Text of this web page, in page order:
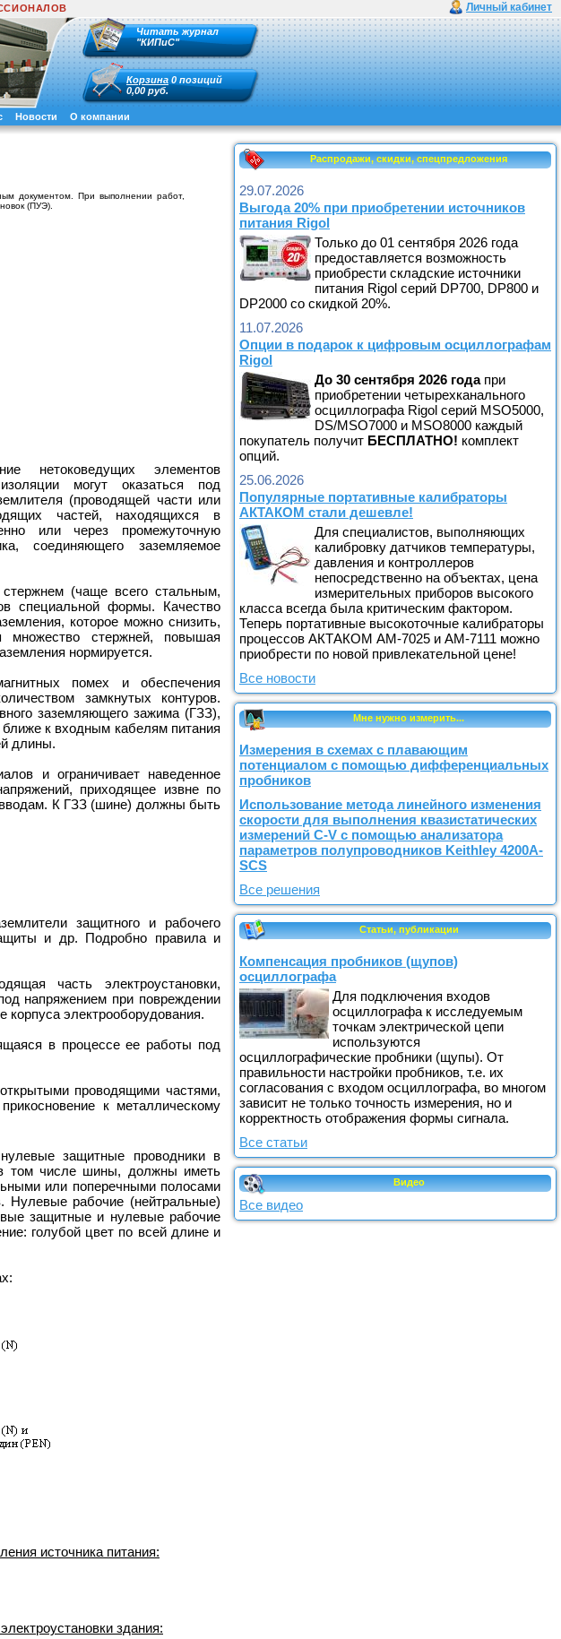
Личный кабинет
Читать журнал
"КИПиС"
Корзина 0 позиций
0,00 руб.
Новости О компании
документом. При выполнении работ,
(ПУЭ).
нетоковедущих элементов
могут оказаться под
(проводящей части или
частей, находящихся в
или через промежуточную
соединяющего заземляемое
(чаще всего стальным,
специальной формы. Качество
которое можно снизить,
стержней, повышая
нормируется.
помех и обеспечения
замкнутых контуров.
заземляющего зажима (ГЗЗ),
к входным кабелям питания
длины.
и ограничивает наведенное
приходящее извне по
вводам. К ГЗЗ (шине) должны быть
защитного и рабочего
и др. Подробно правила и
часть электроустановки,
напряжением при повреждении
электрооборудования.
в процессе ее работы под
проводящими частями,
к металлическому
защитные проводники в
в том числе шины, должны иметь
или поперечными полосами
рабочие (нейтральные)
защитные и нулевые рабочие
голубой цвет по всей длине и
источника питания:
здания:
Распродажи, скидки, спецпредложения
29.07.2026
Выгода 20% при приобретении источников
питания Rigol
Только до 01 сентября 2026 года
предоставляется возможность
приобрести складские источники
питания Rigol серий DP700, DP800 и
DP2000 со скидкой 20%.
11.07.2026
Опции в подарок к цифровым осциллографам
Rigol
До 30 сентября 2026 годапри
приобретении четырехканального
осциллографа Rigol серий MSO5000,
DS/MSO7000 и MSO8000 каждый
покупатель получит БЕСПЛАТНО! комплект
опций.
25.06.2026
Популярные портативные калибраторы
АКТАКОМ стали дешевле!
Для специалистов, выполняющих
калибровку датчиков температуры,
давления и контроллеров
непосредственно на объектах, цена
измерительных приборов высокого
класса всегда была критическим фактором.
Теперь портативные высокоточные калибраторы
процессов АКТАКОМ АМ-7025 и АМ-7111 можно
приобрести по новой привлекательной цене!
Все новости
Мне нужно измерить...
Измерения в схемах с плавающим
потенциалом с помощью дифференциальных
пробников
Использование метода линейного изменения
скорости для выполнения квазистатических
измерений C-V с помощью анализатора
параметров полупроводников Keithley 4200A-
SCS
Все решения
Статьи, публикации
Компенсация пробников (щупов)
осциллографа
Для подключения входов
осциллографа к исследуемым
точкам электрической цепи
используются
осциллографические пробники (щупы). От
правильности настройки пробников, т.е. их
согласования с входом осциллографа, во многом
зависит не только точность измерения, но и
корректность отображения формы сигнала.
Все статьи
Видео
Все видео